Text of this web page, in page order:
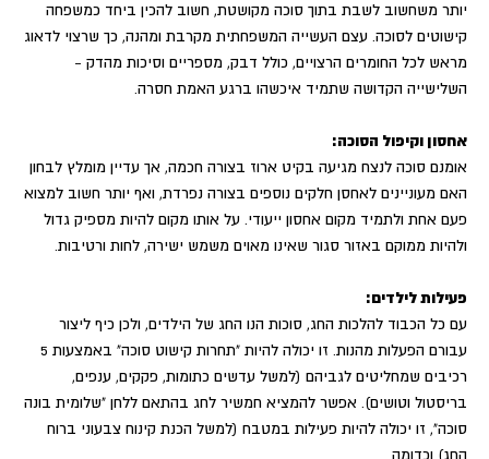
יותר משחשוב לשבת בתוך סוכה מקושטת, חשוב להכין ביחד כמשפחה
קישוטים לסוכה. עצם העשייה המשפחתית מקרבת ומהנה, כך שרצוי לדאוג
מראש לכל החומרים הרצויים, כולל דבק, מספריים וסיכות מהדק -
השלישייה הקדושה שתמיד איכשהו ברגע האמת חסרה.
אחסון וקיפול הסוכה:
אומנם סוכה לנצח מגיעה בקיט ארוז בצורה חכמה, אך עדיין מומלץ לבחון
האם מעוניינים לאחסן חלקים נוספים בצורה נפרדת, ואף יותר חשוב למצוא
פעם אחת ולתמיד מקום אחסון ייעודי. על אותו מקום להיות מספיק גדול
ולהיות ממוקם באזור סגור שאינו מאוים משמש ישירה, לחות ורטיבות.
פעילות לילדים:
עם כל הכבוד להלכות החג, סוכות הנו החג של הילדים, ולכן כיף ליצור
עבורם הפעלות מהנות. זו יכולה להיות "תחרות קישוט סוכה" באמצעות 5
רכיבים שמחליטים לגביהם (למשל עדשים כתומות, פקקים, ענפים,
בריסטול וטושים). אפשר להמציא חמשיר לחג בהתאם ללחן "שלומית בונה
סוכה", זו יכולה להיות פעילות במטבח (למשל הכנת קינוח צבעוני ברוח
החג) וכדומה.